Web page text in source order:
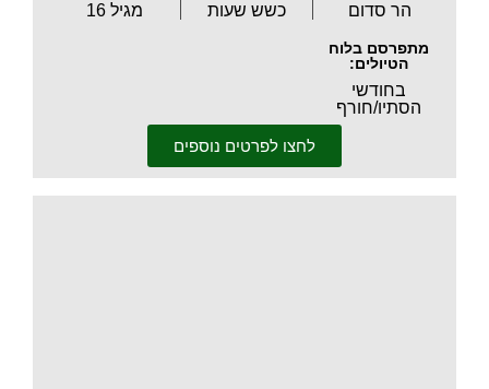
הר סדום כשש שעות מגיל 16
מתפרסם בלוח
הטיולים:
בחודשי
הסתיו/חורף
לחצו לפרטים נוספים